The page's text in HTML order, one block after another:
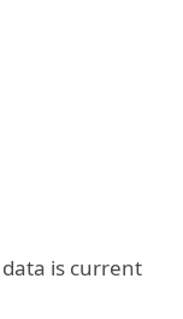
is current